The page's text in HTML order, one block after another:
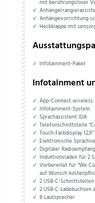
mit berührungsloser
Anhängevorrichtung
Heckklappe mit
Infotainment-Paket
Infotainment
App-Connect wireless
Infotainment-System
Sprachassistent IDA
Telefonschnittstelle
Touch-Farbdisplay
Elektronische
Digitaler
Induktionsladen für 2
Vorbereitet für "We
auf Wunsch
2 USB-C-
2 USB-C-
8 Lautsprecher